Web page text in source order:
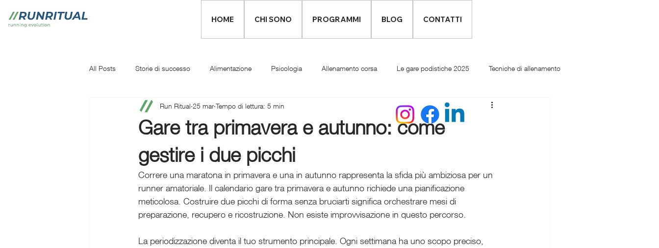
HOME CHI SONO PROGRAMMI BLOG CONTATTI
All Posts Storie di successo Alimentazione Psicologia Allenamento corsa Le gare podistiche 2025 Tecniche di allenamento
Iniziare a correre Infortuni Abbigliamento runner
Gare tra primavera e autunno: come
gestire i due picchi
Run Ritual 25 mar Tempo di lettura: 5 min
Correre una maratona in primavera e una in autunno rappresenta la sfida più ambiziosa per un
runner amatoriale. Il calendario gare tra primavera e autunno richiede una pianificazione
meticolosa. Costruire due picchi di forma senza bruciarti significa orchestrare mesi di
preparazione, recupero e ricostruzione. Non esiste improvvisazione in questo percorso.
La periodizzazione diventa il tuo strumento principale. Ogni settimana ha uno scopo preciso,